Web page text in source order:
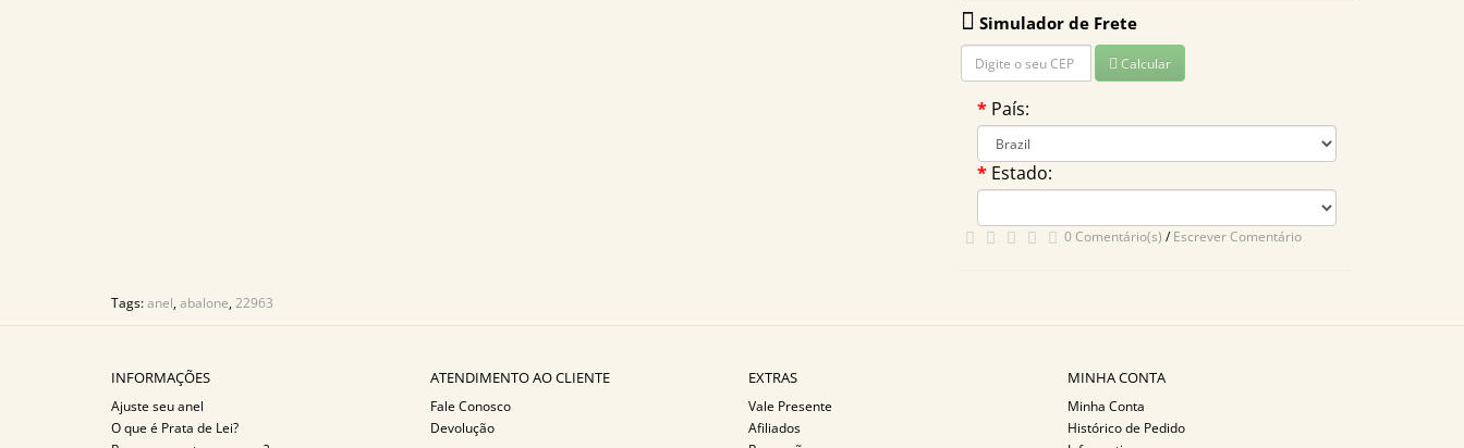
Simulador de Frete
Calcular
País:
Estado:
0 Comentário(s) /Escrever Comentário
Tags:anel,abalone,22963
INFORMAÇÕES
Ajuste seu anel
O que é Prata de Lei?
ATENDIMENTO AO CLIENTE
Fale Conosco
Devolução
EXTRAS
Vale Presente
Afiliados
MINHA CONTA
Minha Conta
Histórico de Pedido